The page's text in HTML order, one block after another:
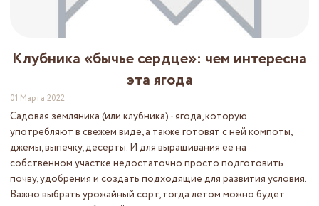
Клубника «бычье сердце»: чем интересна
эта ягода
01 Марта 2022
Садовая земляника (или клубника) - ягода, которую
употребляют в свежем виде, а также готовят с ней компоты,
джемы, выпечку, десерты. И для выращивания ее на
собственном участке недостаточно просто подготовить
почву, удобрения и создать подходящие для развития условия.
Важно выбрать урожайный сорт, тогда летом можно будет